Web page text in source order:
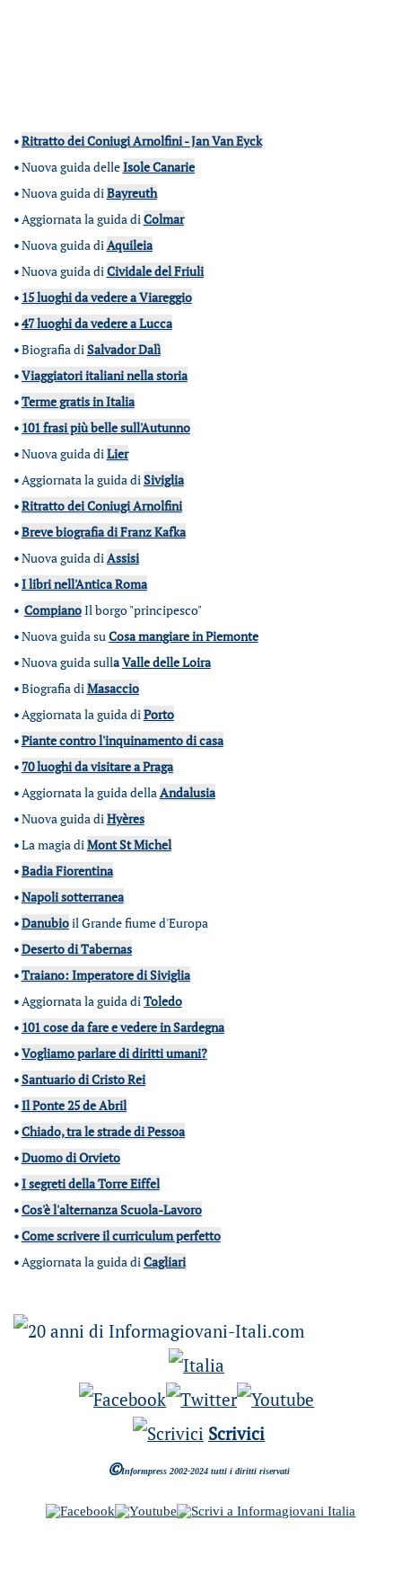
•Ritratto dei Coniugi Arnolfini - Jan Van Eyck
•Nuova guida delleIsole Canarie
•Nuova guida diBayreuth
•Aggiornata la guida diColmar
•Nuova guida diAquileia
•Nuova guida diCividale del Friuli
• 15 luoghi da vedere a Viareggio
•47 luoghi da vedere a Lucca
•Biografia diSalvador Dalì
•Viaggiatori italiani nella storia
•Terme gratis in Italia
• 101 frasi più belle sull'Autunno
•Nuova guida diLier
•Aggiornata la guida diSiviglia
•Ritratto dei Coniugi Arnolfini
•Breve biografia di Franz Kafka
•Nuova guida diAssisi
•I libri nell'Antica Roma
• CompianoIl borgo "principesco"
•Nuova guida suCosa mangiare in Piemonte
•Nuova guida sullaValle delle Loira
•Biografia diMasaccio
•Aggiornata la guida diPorto
•Piante contro l'inquinamento di casa
• 70 luoghi da visitare a Praga
•Aggiornata la guida dellaAndalusia
•Nuova guida diHyères
•La magia diMont St Michel
•Badia Fiorentina
•Napoli sotterranea
•Danubioil Grande fiume d'Europa
•Deserto di Tabernas
•Traiano: Imperatore di Siviglia
•Aggiornata la guida diToledo
• 101 cose da fare e vedere in Sardegna
•Vogliamo parlare di diritti umani?
•Santuario di Cristo Rei
•Il Ponte 25 de Abril
•Chiado, tra le strade di Pessoa
•Duomo di Orvieto
•I segreti della Torre Eiffel
•Cos'è l'alternanza Scuola-Lavoro
•Come scrivere il curriculum perfetto
•Aggiornata la guida diCagliari
Scrivici
©Informpress 2002-2024 tutti i diritti riservati